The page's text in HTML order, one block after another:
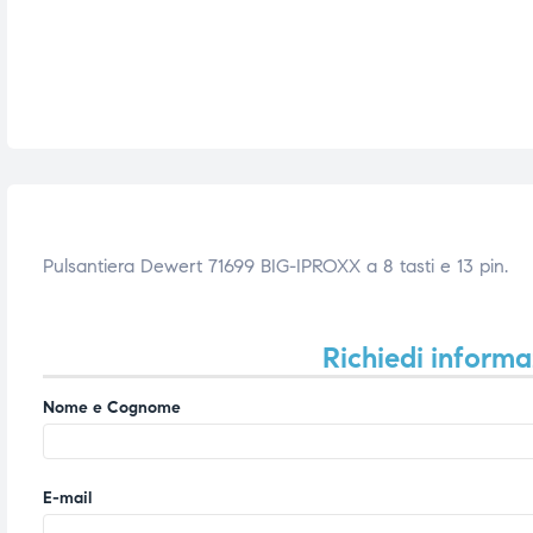
Pulsantiera Dewert 71699 BIG-IPROXX a 8 tasti e 13 pin.
Richiedi
Nome e Cognome
E-mail